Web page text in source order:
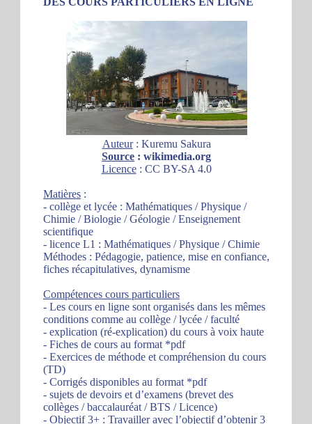
Auteur: Kuremu Sakura
Source : wikimedia.org
Licence: CC BY-SA 4.0
Matières :
- collège et lycée : Mathématiques / Physique /
Chimie / Biologie / Géologie / Enseignement
scientifique
- licence L1 : Mathématiques / Physique / Chimie
Méthodes : Pédagogie, patience, mise en confiance,
fiches récapitulatives, dynamisme
Compétences cours particuliers
- Les cours en ligne sont organisés dans les mêmes
conditions comme au collège / lycée / faculté
- explication (ré-explication) du cours à voix haute
- Fiches de cours au format *pdf
- Exercices de méthode et compréhension du cours
(TD)
- Corrigés disponibles au format *pdf
- sujets de devoirs et d’examens (brevet des
collèges / baccalauréat / BTS / Licence)
- Objectif 3+ : Travailler avec l’objectif d’obtenir 3